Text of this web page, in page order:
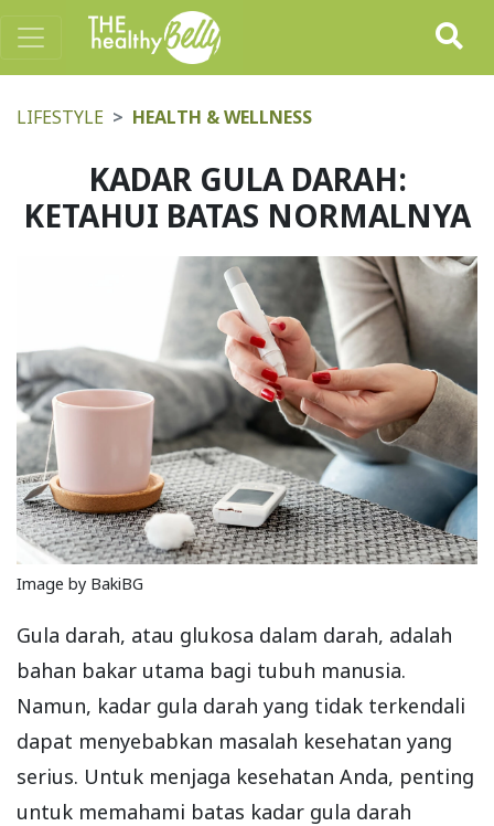
LIFESTYLE HEALTH & WELLNESS
KADAR GULA DARAH:
KETAHUI BATAS NORMALNYA
Image by BakiBG
Gula darah, atau glukosa dalam darah, adalah
bahan bakar utama bagi tubuh manusia.
Namun, kadar gula darah yang tidak terkendali
dapat menyebabkan masalah kesehatan yang
serius. Untuk menjaga kesehatan Anda, penting
untuk memahami batas kadar gula darah